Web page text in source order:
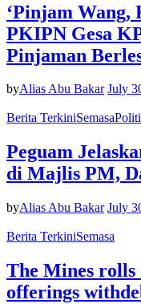
‘Pinjam Wang,
PKIPN Gesa
Pinjaman
byAlias Abu Bakar July
Berita TerkiniSemasa
Peguam
di Majlis PM,
byAlias Abu Bakar July
Berita TerkiniSemasa
The Mines rolls
offerings